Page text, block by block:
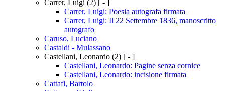
Carrer, Luigi (2) [ - ]
Carrer, Luigi: Poesia autografa firmata
Carrer, Luigi: Il 22 Settembre 1836, manoscritto
autografo
Caruso, Luciano
Castaldi - Mulassano
Castellani, Leonardo (2) [ - ]
Castellani, Leonardo: Pagine senza cornice
Castellani, Leonardo: incisione firmata
Cattafi, Bartolo